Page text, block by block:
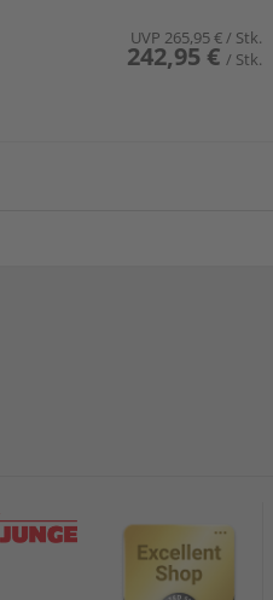
UVP 265,95 €/ Stk.
242,95 € / Stk.